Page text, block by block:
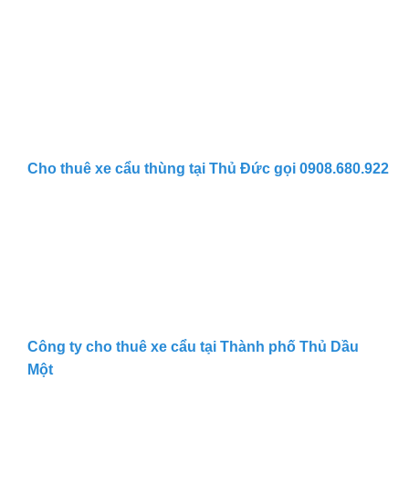
Cho thuê xe cẩu thùng tại Thủ Đức gọi 0908.680.922
Công ty cho thuê xe cẩu tại Thành phố Thủ Dầu
Một